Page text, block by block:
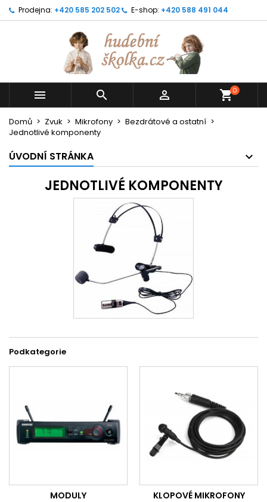
Prodejna: +420 585 202 502 E-shop: +420 588 491 044
   shopping_cart0
Domů Zvuk Mikrofony
Bezdrátové a ostatní
Jednotlivé komponenty
ÚVODNÍ STRÁNKA
JEDNOTLIVÉ KOMPONENTY
Podkategorie
MODULY KLOPOVÉ MIKROFONY